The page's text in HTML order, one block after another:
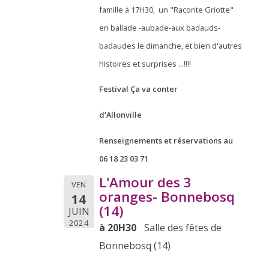
famille à 17H30, un "Raconte Griotte"
en ballade -aubade-aux badauds-
badaudes le dimanche, et bien d'autres
histoires et surprises ...!!!!
Festival Ça va conter
d'Allonville
Renseignements et réservations au
06 18 23 03 71
VEN
14
JUIN
2024
L'Amour des 3
oranges- Bonnebosq
(14)
à 20H30 Salle des fêtes de
Bonnebosq (14)